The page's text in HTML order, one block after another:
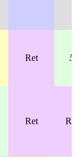
Ret 5
Ret Ret